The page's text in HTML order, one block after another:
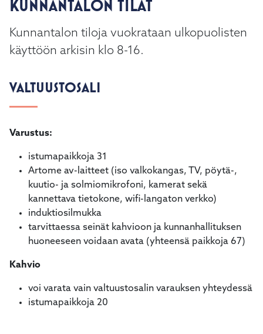
KUNNANTALON TILAT
Kunnantalon tiloja vuokrataan ulkopuolisten
käyttöön arkisin klo 8-16.
VALTUUSTOSALI
Varustus:
istumapaikkoja 31
Artome av-laitteet (iso valkokangas, TV, pöytä-,
kuutio- ja solmiomikrofoni, kamerat sekä
kannettava tietokone, wifi-langaton verkko)
induktiosilmukka
tarvittaessa seinät kahvioon ja kunnanhallituksen
huoneeseen voidaan avata (yhteensä paikkoja 67)
Kahvio
voi varata vain valtuustosalin varauksen yhteydessä
istumapaikkoja 20